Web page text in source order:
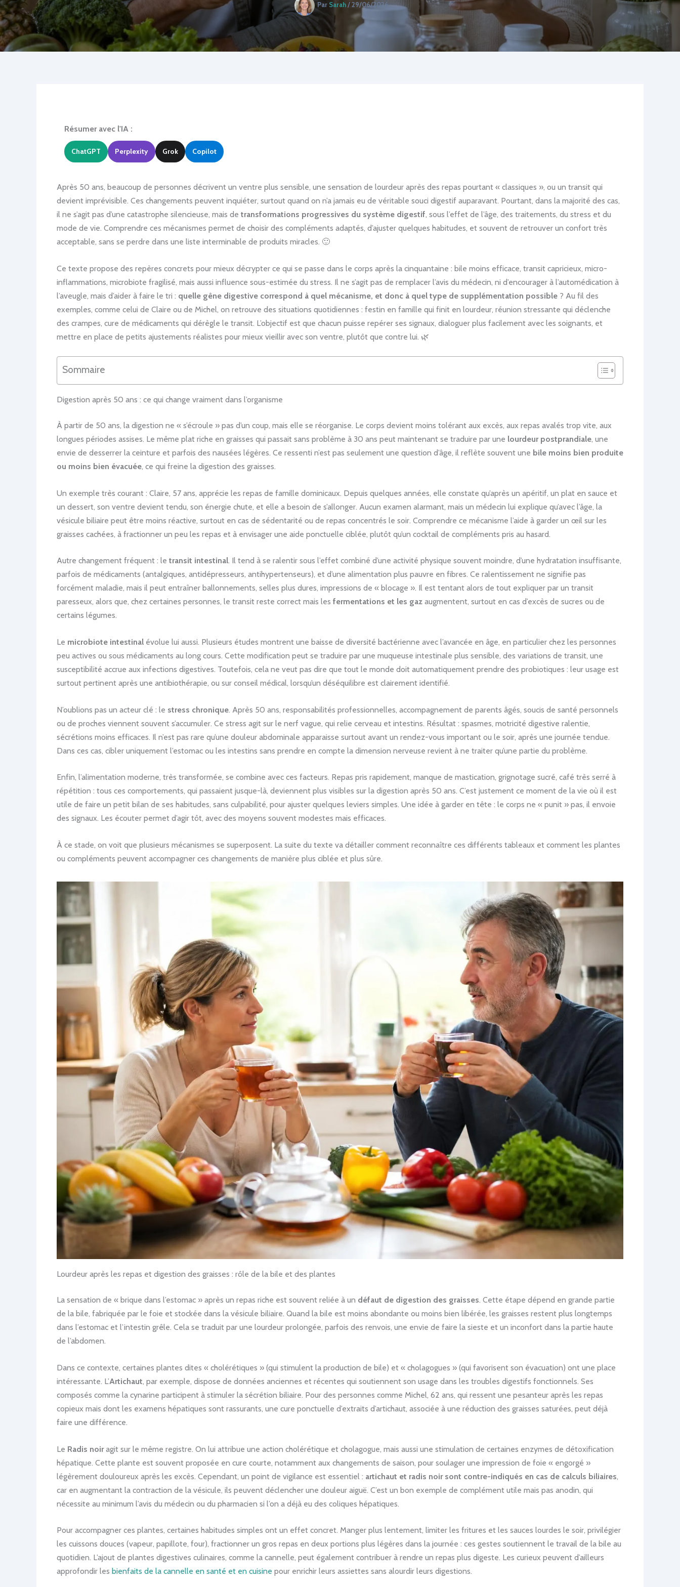
Par Sarah/29/06/2026
Résumer avec l'IA :
ChatGPT Perplexity Grok Copilot
Après 50 ans, beaucoup de personnes décrivent un ventre plus sensible, une sensation de lourdeur après des repas pourtant « classiques », ou un transit qui
devient imprévisible. Ces changements peuvent inquiéter, surtout quand on n’a jamais eu de véritable souci digestif auparavant. Pourtant, dans la majorité des cas,
il ne s’agit pas d’une catastrophe silencieuse, mais de transformations progressives du système digestif, sous l’effet de l’âge, des traitements, du stress et du
mode de vie. Comprendre ces mécanismes permet de choisir des compléments adaptés, d’ajuster quelques habitudes, et souvent de retrouver un confort très
acceptable, sans se perdre dans une liste interminable de produits miracles. 🙂
Ce texte propose des repères concrets pour mieux décrypter ce qui se passe dans le corps après la cinquantaine : bile moins efficace, transit capricieux, micro-
inflammations, microbiote fragilisé, mais aussi influence sous-estimée du stress. Il ne s’agit pas de remplacer l’avis du médecin, ni d’encourager à l’automédication à
l’aveugle, mais d’aider à faire le tri : quelle gêne digestive correspond à quel mécanisme, et donc à quel type de supplémentation possible ? Au fil des
exemples, comme celui de Claire ou de Michel, on retrouve des situations quotidiennes : festin en famille qui finit en lourdeur, réunion stressante qui déclenche
des crampes, cure de médicaments qui dérègle le transit. L’objectif est que chacun puisse repérer ses signaux, dialoguer plus facilement avec les soignants, et
mettre en place de petits ajustements réalistes pour mieux vieillir avec son ventre, plutôt que contre lui. 🌿
Sommaire
Digestion après 50 ans : ce qui change vraiment dans l’organisme
À partir de 50 ans, la digestion ne « s’écroule » pas d’un coup, mais elle se réorganise. Le corps devient moins tolérant aux excès, aux repas avalés trop vite, aux
longues périodes assises. Le même plat riche en graisses qui passait sans problème à 30 ans peut maintenant se traduire par une lourdeur postprandiale, une
envie de desserrer la ceinture et parfois des nausées légères. Ce ressenti n’est pas seulement une question d’âge, il reflète souvent une bile moins bien produite
ou moins bien évacuée, ce qui freine la digestion des graisses.
Un exemple très courant : Claire, 57 ans, apprécie les repas de famille dominicaux. Depuis quelques années, elle constate qu’après un apéritif, un plat en sauce et
un dessert, son ventre devient tendu, son énergie chute, et elle a besoin de s’allonger. Aucun examen alarmant, mais un médecin lui explique qu’avec l’âge, la
vésicule biliaire peut être moins réactive, surtout en cas de sédentarité ou de repas concentrés le soir. Comprendre ce mécanisme l’aide à garder un œil sur les
graisses cachées, à fractionner un peu les repas et à envisager une aide ponctuelle ciblée, plutôt qu’un cocktail de compléments pris au hasard.
Autre changement fréquent : le transit intestinal. Il tend à se ralentir sous l’effet combiné d’une activité physique souvent moindre, d’une hydratation insuffisante,
parfois de médicaments (antalgiques, antidépresseurs, antihypertenseurs), et d’une alimentation plus pauvre en fibres. Ce ralentissement ne signifie pas
forcément maladie, mais il peut entraîner ballonnements, selles plus dures, impressions de « blocage ». Il est tentant alors de tout expliquer par un transit
paresseux, alors que, chez certaines personnes, le transit reste correct mais les fermentations et les gaz augmentent, surtout en cas d’excès de sucres ou de
certains légumes.
Le microbiote intestinal évolue lui aussi. Plusieurs études montrent une baisse de diversité bactérienne avec l’avancée en âge, en particulier chez les personnes
peu actives ou sous médicaments au long cours. Cette modification peut se traduire par une muqueuse intestinale plus sensible, des variations de transit, une
susceptibilité accrue aux infections digestives. Toutefois, cela ne veut pas dire que tout le monde doit automatiquement prendre des probiotiques : leur usage est
surtout pertinent après une antibiothérapie, ou sur conseil médical, lorsqu’un déséquilibre est clairement identifié.
N’oublions pas un acteur clé : le stress chronique. Après 50 ans, responsabilités professionnelles, accompagnement de parents âgés, soucis de santé personnels
ou de proches viennent souvent s’accumuler. Ce stress agit sur le nerf vague, qui relie cerveau et intestins. Résultat : spasmes, motricité digestive ralentie,
sécrétions moins efficaces. Il n’est pas rare qu’une douleur abdominale apparaisse surtout avant un rendez-vous important ou le soir, après une journée tendue.
Dans ces cas, cibler uniquement l’estomac ou les intestins sans prendre en compte la dimension nerveuse revient à ne traiter qu’une partie du problème.
Enfin, l’alimentation moderne, très transformée, se combine avec ces facteurs. Repas pris rapidement, manque de mastication, grignotage sucré, café très serré à
répétition : tous ces comportements, qui passaient jusque-là, deviennent plus visibles sur la digestion après 50 ans. C’est justement ce moment de la vie où il est
utile de faire un petit bilan de ses habitudes, sans culpabilité, pour ajuster quelques leviers simples. Une idée à garder en tête : le corps ne « punit » pas, il envoie
des signaux. Les écouter permet d’agir tôt, avec des moyens souvent modestes mais efficaces.
À ce stade, on voit que plusieurs mécanismes se superposent. La suite du texte va détailler comment reconnaître ces différents tableaux et comment les plantes
ou compléments peuvent accompagner ces changements de manière plus ciblée et plus sûre.
Lourdeur après les repas et digestion des graisses : rôle de la bile et des plantes
La sensation de « brique dans l’estomac » après un repas riche est souvent reliée à un défaut de digestion des graisses. Cette étape dépend en grande partie
de la bile, fabriquée par le foie et stockée dans la vésicule biliaire. Quand la bile est moins abondante ou moins bien libérée, les graisses restent plus longtemps
dans l’estomac et l’intestin grêle. Cela se traduit par une lourdeur prolongée, parfois des renvois, une envie de faire la sieste et un inconfort dans la partie haute
de l’abdomen.
Dans ce contexte, certaines plantes dites « cholérétiques » (qui stimulent la production de bile) et « cholagogues » (qui favorisent son évacuation) ont une place
intéressante. L’Artichaut, par exemple, dispose de données anciennes et récentes qui soutiennent son usage dans les troubles digestifs fonctionnels. Ses
composés comme la cynarine participent à stimuler la sécrétion biliaire. Pour des personnes comme Michel, 62 ans, qui ressent une pesanteur après les repas
copieux mais dont les examens hépatiques sont rassurants, une cure ponctuelle d’extraits d’artichaut, associée à une réduction des graisses saturées, peut déjà
faire une différence.
Le Radis noiragit sur le même registre. On lui attribue une action cholérétique et cholagogue, mais aussi une stimulation de certaines enzymes de détoxification
hépatique. Cette plante est souvent proposée en cure courte, notamment aux changements de saison, pour soulager une impression de foie « engorgé »
légèrement douloureux après les excès. Cependant, un point de vigilance est essentiel : artichaut et radis noir sont contre-indiqués en cas de calculs biliaires,
car en augmentant la contraction de la vésicule, ils peuvent déclencher une douleur aiguë. C’est un bon exemple de complément utile mais pas anodin, qui
nécessite au minimum l’avis du médecin ou du pharmacien si l’on a déjà eu des coliques hépatiques.
Pour accompagner ces plantes, certaines habitudes simples ont un effet concret. Manger plus lentement, limiter les fritures et les sauces lourdes le soir, privilégier
les cuissons douces (vapeur, papillote, four), fractionner un gros repas en deux portions plus légères dans la journée : ces gestes soutiennent le travail de la bile au
quotidien. L’ajout de plantes digestives culinaires, comme la cannelle, peut également contribuer à rendre un repas plus digeste. Les curieux peuvent d’ailleurs
approfondir les bienfaits de la cannelle en santé et en cuisine pour enrichir leurs assiettes sans alourdir leurs digestions.